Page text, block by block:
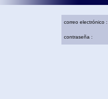
correo electrónico :
contraseña :